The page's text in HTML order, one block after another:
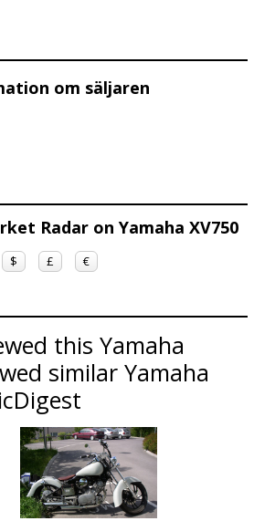
om säljaren
Radar on Yamaha XV750
$ £ €
this Yamaha
similar Yamaha